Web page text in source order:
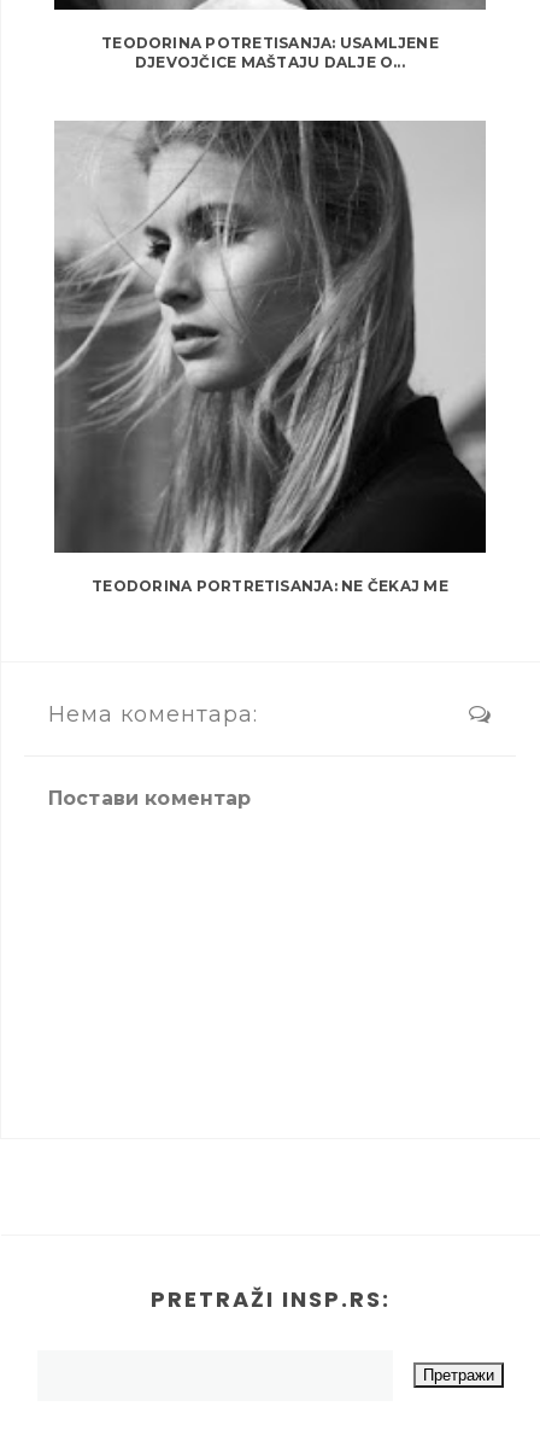
TEODORINA POTRETISANJA: USAMLJENE
DJEVOJČICE MAŠTAJU DALJE O...
TEODORINA PORTRETISANJA: NE ČEKAJ ME
Нема коментара:
Постави коментар
PRETRAŽI INSP.RS: